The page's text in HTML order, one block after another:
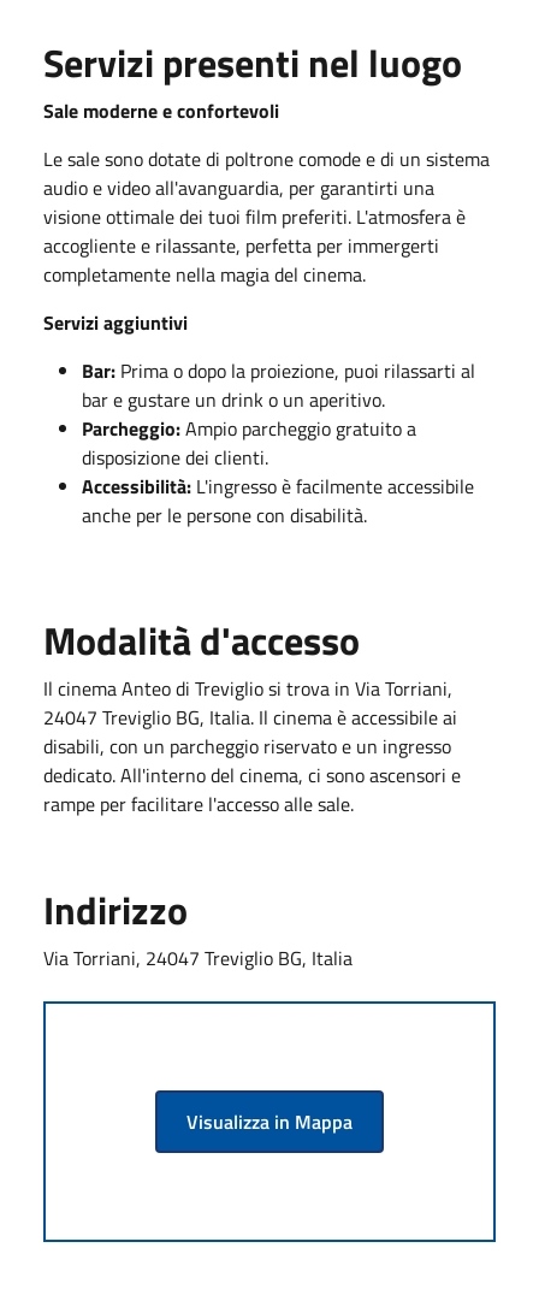
Servizi presenti nel luogo
Sale moderne e confortevoli
Le sale sono dotate di poltrone comode e di un sistema
audio e video all'avanguardia, per garantirti una
visione ottimale dei tuoi film preferiti. L'atmosfera è
accogliente e rilassante, perfetta per immergerti
completamente nella magia del cinema.
Servizi aggiuntivi
Bar: Prima o dopo la proiezione, puoi rilassarti al
bar e gustare un drink o un aperitivo.
Parcheggio:Ampio parcheggio gratuito a
disposizione dei clienti.
Accessibilità: L'ingresso è facilmente accessibile
anche per le persone con disabilità.
Modalità d'accesso
Il cinema Anteo di Treviglio si trova in Via Torriani,
24047 Treviglio BG, Italia. Il cinema è accessibile ai
disabili, con un parcheggio riservato e un ingresso
dedicato. All'interno del cinema, ci sono ascensori e
rampe per facilitare l'accesso alle sale.
Indirizzo
Via Torriani, 24047 Treviglio BG, Italia
Visualizza in Mappa